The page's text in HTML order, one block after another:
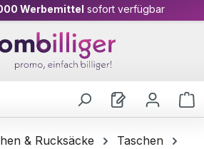
Werbemittel sofort verfügbar
& Rucksäcke
Taschen